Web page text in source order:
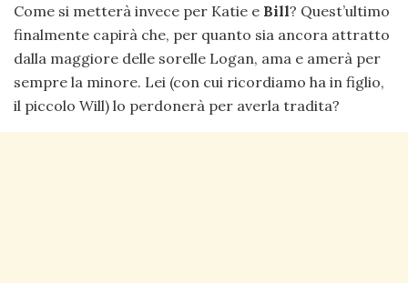
Come si metterà invece per Katie e Bill? Quest’ultimo
finalmente capirà che, per quanto sia ancora attratto
dalla maggiore delle sorelle Logan, ama e amerà per
sempre la minore. Lei (con cui ricordiamo ha in figlio,
il piccolo Will) lo perdonerà per averla tradita?